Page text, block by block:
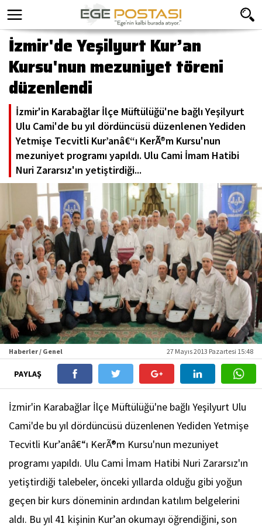
İzmir'de Yeşilyurt Kur’an
Kursu'nun mezuniyet töreni
düzenlendi
İzmir'in Karabağlar İlçe Müftülüğü'ne bağlı Yeşilyurt
Ulu Cami'de bu yıl dördüncüsü düzenlenen Yediden
Yetmişe Tecvitli Kur’anâ€“ı KerÃ®m Kursu'nun
mezuniyet programı yapıldı. Ulu Cami İmam Hatibi
Nuri Zararsız'ın yetiştirdiği...
Haberler / Genel 27 Mayıs 2013 Pazartesi 15:48
PAYLAŞ
İzmir'in Karabağlar İlçe Müftülüğü'ne bağlı Yeşilyurt Ulu
Cami'de bu yıl dördüncüsü düzenlenen Yediden Yetmişe
Tecvitli Kur’anâ€“ı KerÃ®m Kursu'nun mezuniyet
programı yapıldı. Ulu Cami İmam Hatibi Nuri Zararsız'ın
yetiştirdiği talebeler, önceki yıllarda olduğu gibi yoğun
geçen bir kurs döneminin ardından katılım belgelerini
aldı. Bu yıl 41 kişinin Kur’an okumayı öğrendiğini, son